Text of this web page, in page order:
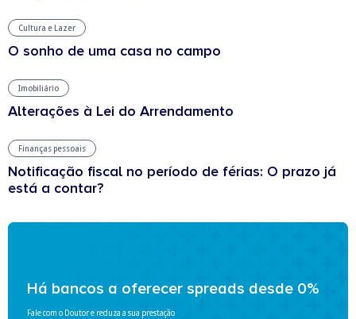
Cultura e Lazer
O sonho de uma casa no campo
Imobiliário
Alterações à Lei do Arrendamento
Finanças pessoais
Notificação fiscal no período de férias: O prazo já
está a contar?
Há bancos a oferecer spreads desde 0%
Fale com o Doutor e reduza a sua prestação